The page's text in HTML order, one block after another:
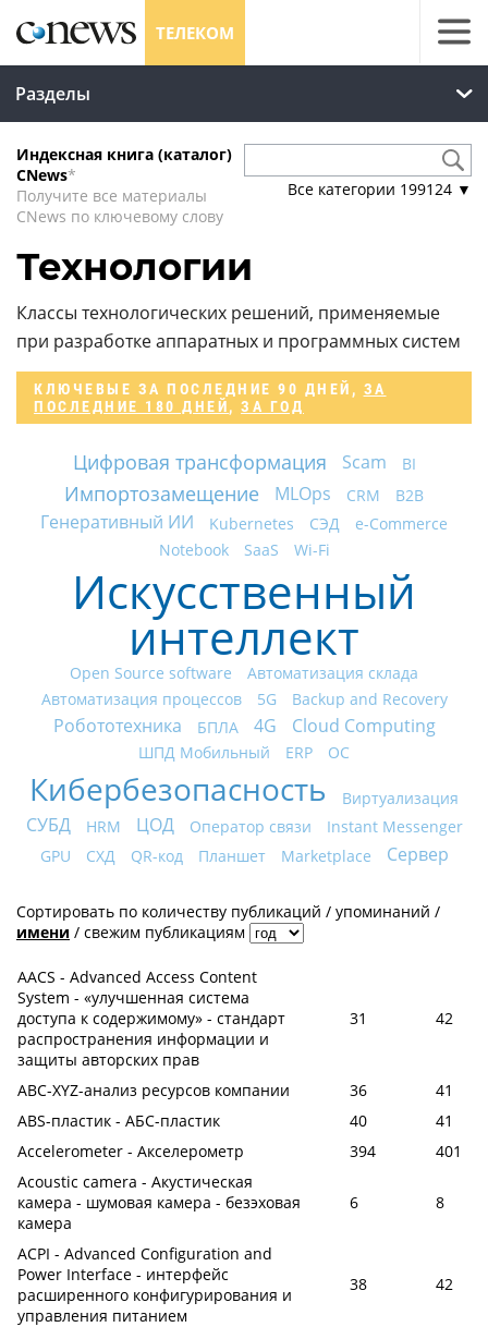
ТЕЛЕКОМ
Разделы
Индексная книга (каталог)
CNews*
Получите все материалы
CNews по ключевому слову
Все категории 199124 ▼
Технологии
Классы технологических решений, применяемые
при разработке аппаратных и программных систем
КЛЮЧЕВЫЕ ЗА ПОСЛЕДНИЕ 90 ДНЕЙ , ЗА
ПОСЛЕДНИЕ 180 ДНЕЙ, ЗА ГОД
Цифровая трансформация Scam BI
Импортозамещение MLOps CRM B2B
Генеративный ИИ Kubernetes СЭД
e-Commerce
Notebook
SaaS Wi-Fi
Искусственный
интеллект
Open Source software
Автоматизация склада
Автоматизация процессов
5G Backup and Recovery
Робототехника БПЛА 4G Cloud Computing
ШПД Мобильный ERP ОС
Кибербезопасность Виртуализация
СУБД HRM ЦОД Оператор связи
Instant Messenger
GPU
СХД QR-код Планшет Marketplace Сервер
Сортировать по количеству публикаций / упоминаний /
имени / свежим публикациям
AACS - Advanced Access Content
System - «улучшенная система
доступа к содержимому» - стандарт
распространения информации и
защиты авторских прав
31 42
ABC-XYZ-анализ ресурсов компании 36
41
ABS-пластик - АБС-пластик
40
41
Accelerometer - Акселерометр
394
401
Acoustic camera - Акустическая
камера - шумовая камера - безэховая
камера
6 8
ACPI - Advanced Configuration and
Power Interface - интерфейс
расширенного конфигурирования и
управления питанием
38 42